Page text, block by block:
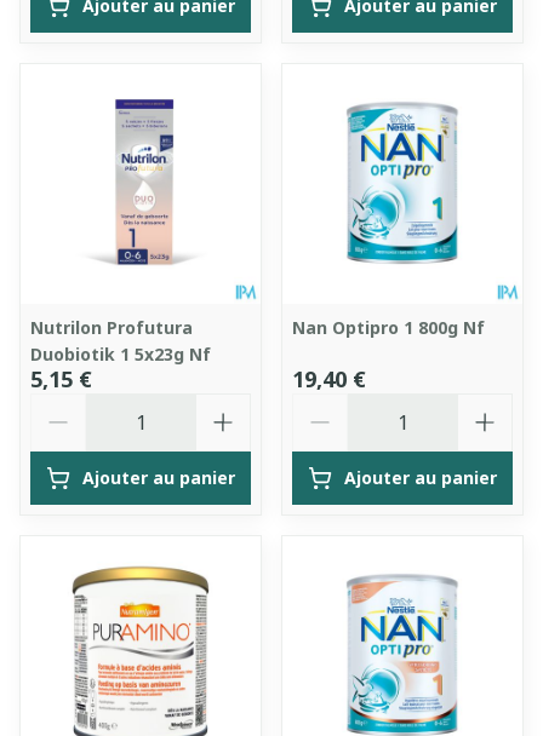
Ajouter au panier Ajouter au panier
Nutrilon Profutura
Duobiotik 1 5x23g Nf
5,15 €
Ajouter au panier
Nan Optipro 1 800g Nf
19,40 €
Ajouter au panier